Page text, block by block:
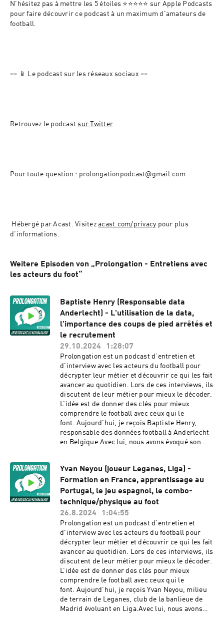
N'hésitez pas à mettre les 5 étoiles ⭐⭐⭐⭐⭐ sur Apple Podcasts
pour faire découvrir ce podcast à un maximum d'amateurs de
football.
== 📱 Le podcast sur les réseaux sociaux ==
Retrouvez le podcast sur Twitter.
Pour toute question : prolongationpodcast@gmail.com
Hébergé par Acast. Visitez acast.com/privacy pour plus
d'informations.
Weitere Episoden von „Prolongation - Entretiens avec
les acteurs du foot“
Baptiste Henry (Responsable data
Anderlecht) - L'utilisation de la data,
l'importance des coups de pied arrêtés et
le recrutement
29.10.2024
1:28:07
Prolongation est un podcast d’entretien et
d'interview avec les acteurs du football pour
décrypter leur métier et découvrir ce qui les fait
avancer au quotidien. Lors de ces interviews, ils
discutent de leur métier pour mieux le décoder.
L’idée est de donner des clés pour mieux
comprendre le football avec ceux qui le
font. Aujourd’hui, je reçois Baptiste Henry,
responsable des données football à Anderlecht
en Belgique.Avec lui, nous avons évoqué son
dans le recrutement de joueurs.Nous sommes
également revenus en longueur sur
l’importance des coups de pied arrêtés dans le
football, sur la créativité des analystes, sur leur
analyse en phase offensive et défensive, autour
Écouter le podcast ==Le podcast est disponible
sur l'intégralité des plateformes : Apple
Podcast, Spotify, Deezer, Stitcher, Podcast
Addict, Podinstall...N'hésitez pas à mettre les 5
étoiles ⭐⭐⭐⭐⭐ sur Apple Podcasts pour faire
découvrir ce podcast à un maximum d'amateurs
de football.== 📱 Le podcast sur les réseaux
sociaux ==Retrouvez le podcast sur
Twitter.Podcast réalisé par Johann CrochetPour
Yvan Neyou (joueur Leganes, Liga) -
Formation en France, apprentissage au
Portugal, le jeu espagnol, le combo-
technique/physique au foot
26.8.2024
1:04:55
Prolongation est un podcast d’entretien et
d'interview avec les acteurs du football pour
décrypter leur métier et découvrir ce qui les fait
avancer au quotidien. Lors de ces interviews, ils
discutent de leur métier pour mieux le décoder.
L’idée est de donner des clés pour mieux
comprendre le football avec ceux qui le
font. Aujourd’hui, je reçois Yvan Neyou, milieu
de terrain de Leganes, club de la banlieue de
Madrid évoluant en Liga.Avec lui, nous avons